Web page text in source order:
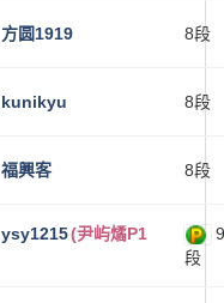
方圆1919 8段
kunikyu 8段
福興客 8段
ysy1215(尹屿燏P1
9
段